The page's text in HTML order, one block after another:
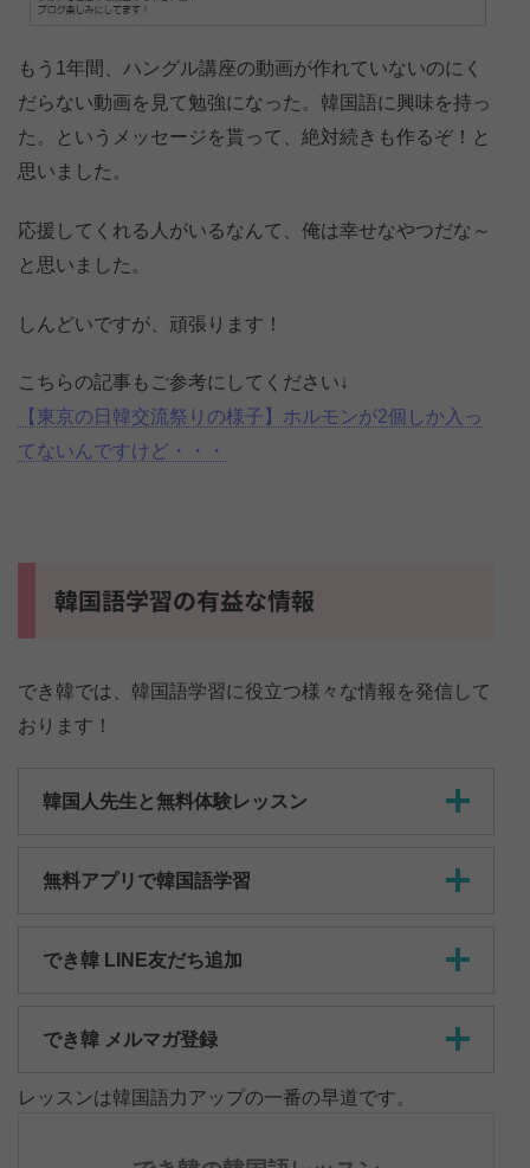
もう1年間、ハングル講座の動画が作れていないのにく
だらない動画を見て勉強になった。韓国語に興味を持っ
た。というメッセージを貰って、絶対続きも作るぞ！と
思いました。
応援してくれる人がいるなんて、俺は幸せなやつだな～
と思いました。
しんどいですが、頑張ります！
こちらの記事もご参考にしてください↓
【東京の日韓交流祭りの様子】ホルモンが2個しか入っ
てないんですけど・・・
韓国語学習の有益な情報
でき韓では、韓国語学習に役立つ様々な情報を発信して
おります！
韓国人先生と無料体験レッスン
無料アプリで韓国語学習
でき韓 LINE友だち追加
でき韓 メルマガ登録
レッスンは韓国語力アップの一番の早道です。